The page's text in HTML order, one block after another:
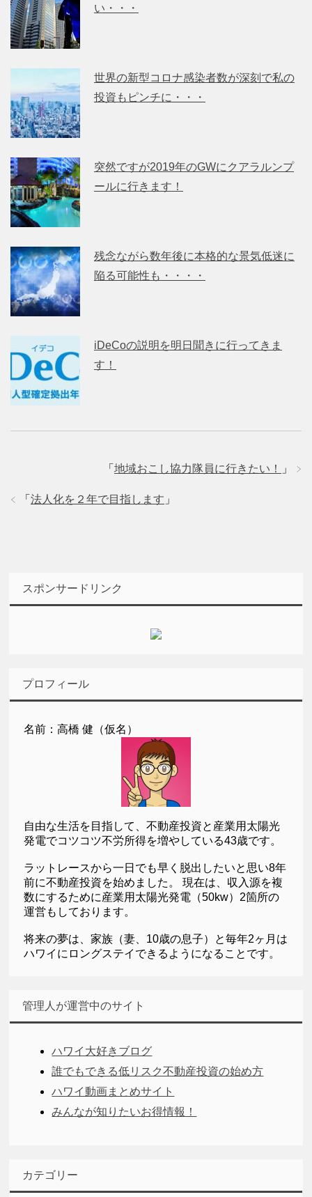
い・・・
世界の新型コロナ感染者数が深刻で私の
投資もピンチに・・・
突然ですが2019年のGWにクアラルンプ
ールに行きます！
残念ながら数年後に本格的な景気低迷に
陥る可能性も・・・・
iDeCoの説明を明日聞きに行ってきま
す！
「 地域おこし協力隊員に行きたい！ 」
「 法人化を２年で目指します 」
スポンサードリンク
プロフィール
名前：高橋 健（仮名）
自由な生活を目指して、不動産投資と産業用太陽光
発電でコツコツ不労所得を増やしている43歳です。
ラットレースから一日でも早く脱出したいと思い8年
前に不動産投資を始めました。 現在は、収入源を複
数にするために産業用太陽光発電（50kw）2箇所の
運営もしております。
将来の夢は、家族（妻、10歳の息子）と毎年2ヶ月は
ハワイにロングステイできるようになることです。
管理人が運営中のサイト
ハワイ大好きブログ
誰でもできる低リスク不動産投資の始め方
ハワイ動画まとめサイト
みんなが知りたいお得情報！
カテゴリー